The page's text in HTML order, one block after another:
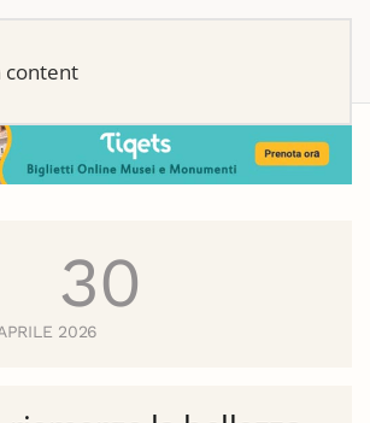
content
30
2026